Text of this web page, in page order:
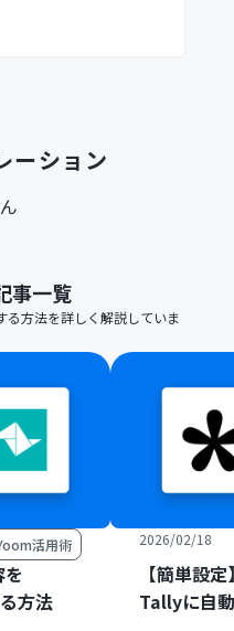
ーション
事一覧
る方法を詳しく解説していま
活用術
を
方法
2026/02/18
【簡単設
Tallyに自